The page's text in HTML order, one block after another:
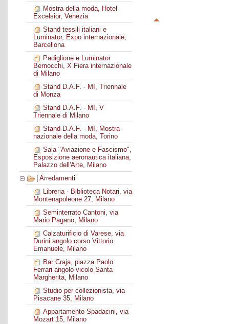
Mostra della moda, Hotel
Excelsior, Venezia
Stand tessili italiani e
Luminator, Expo internazionale,
Barcellona
Padiglione e Luminator
Bernocchi, X Fiera internazionale
di Milano
Stand D.A.F. - MI, Triennale
di Monza
Stand D.A.F. - MI, V
Triennale di Milano
Stand D.A.F. - MI, Mostra
nazionale della moda, Torino
Sala "Aviazione e Fascismo",
Esposizione aeronautica italiana,
Palazzo dell'Arte, Milano
Arredamenti
Libreria - Biblioteca Notari, via
Montenapoleone 27, Milano
Seminterrato Cantoni, via
Mario Pagano, Milano
Calzaturificio di Varese, via
Durini angolo corso Vittorio
Emanuele, Milano
Bar Craja, piazza Paolo
Ferrari angolo vicolo Santa
Margherita, Milano
Studio per collezionista, via
Pisacane 35, Milano
Appartamento Spadacini, via
Mozart 15, Milano